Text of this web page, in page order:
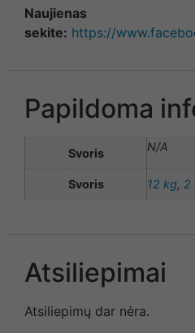
Naujienas
sekite: https://
Papildoma
Svoris N/A
Svoris 12 kg, 2
Atsiliepimai
Atsiliepimų dar nėra.